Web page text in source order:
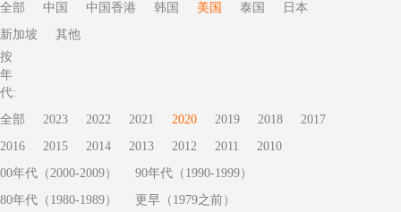
全部
中国 中国香港 韩国 美国 泰国
日本
新加坡
其他
按
年
代:
全部
2023 2022 2021 2020 2019 2018
2017
2016
2015 2014 2013 2012 2011
2010
00年代（2000-2009）
90年代（1990-1999）
80年代（1980-1989）
更早（1979之前）